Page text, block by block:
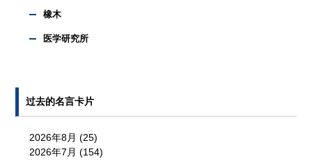
橡木
医学研究所
过去的名言卡片
2026年8月 (25)
2026年7月 (154)